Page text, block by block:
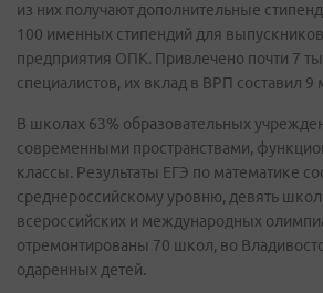
из них получают дополнительные
100 именных стипендий для
предприятия ОПК. Привлечено почти 7
специалистов, их вклад в ВРП составил 9
В школах 63% образовательных
современными пространствами,
классы. Результаты ЕГЭ по математике
среднероссийскому уровню, девять
всероссийских и международных
отремонтированы 70 школ, во
одаренных детей.